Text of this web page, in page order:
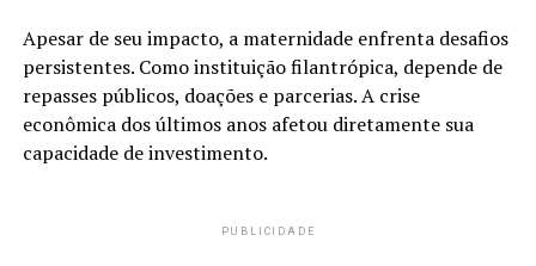
Apesar de seu impacto, a maternidade enfrenta desafios
persistentes. Como instituição filantrópica, depende de
repasses públicos, doações e parcerias. A crise
econômica dos últimos anos afetou diretamente sua
capacidade de investimento.
PUBLICIDADE